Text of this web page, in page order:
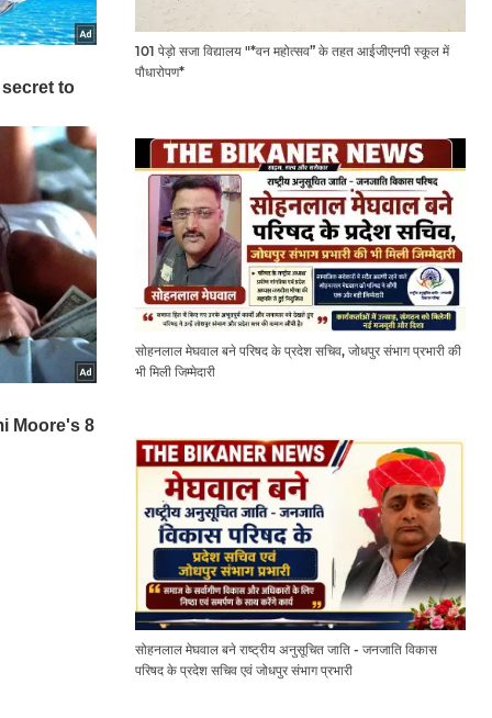
101 पेड़ो सजा विद्यालय "*वन महोत्सव” के तहत आईजीएनपी स्कूल में
पौधारोपण*
सोहनलाल मेघवाल बने परिषद के प्रदेश सचिव, जोधपुर संभाग प्रभारी की
भी मिली जिम्मेदारी
सोहनलाल मेघवाल बने राष्ट्रीय अनुसूचित जाति - जनजाति विकास
परिषद के प्रदेश सचिव एवं जोधपुर संभाग प्रभारी